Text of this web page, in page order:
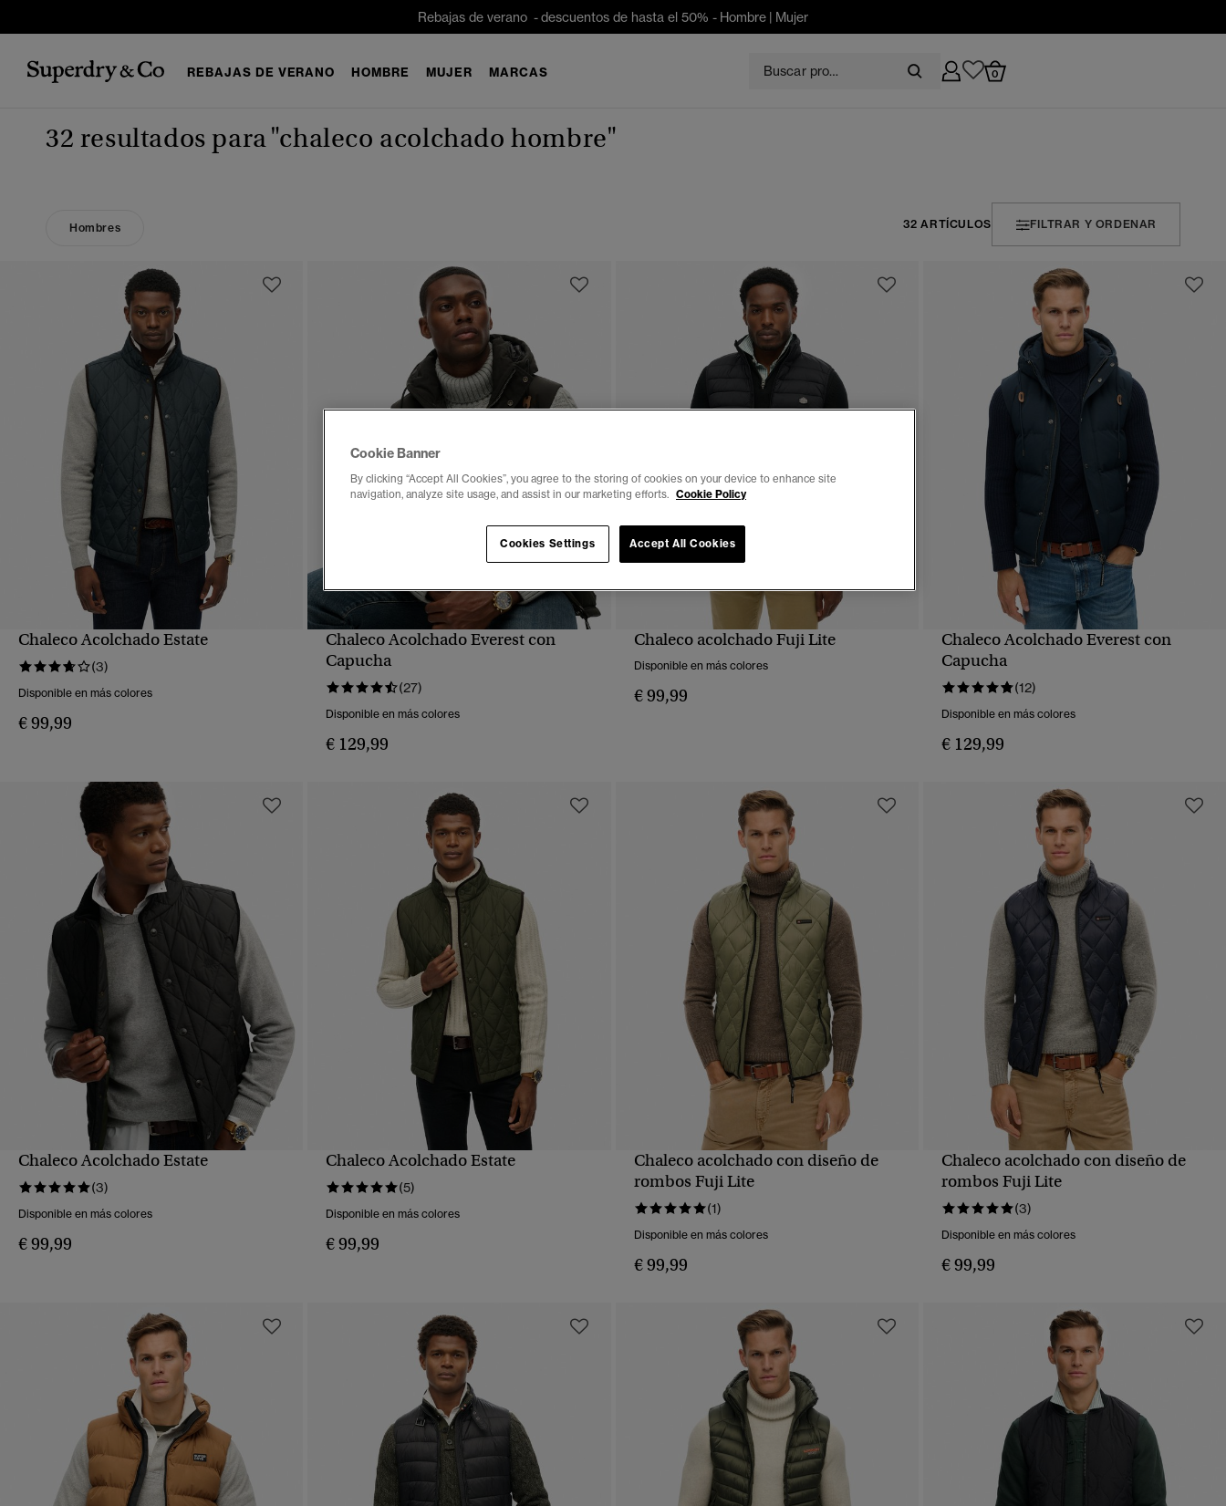
Rebajas de verano - descuentos de hasta el 50% - Hombre | Mujer
REBAJAS DE VERANO HOMBRE MUJER MARCAS 0
32 resultados para"chaleco acolchado hombre"
Hombres 32 ARTÍCULOS FILTRAR Y ORDENAR
Chaleco Acolchado Estate
(3)
Disponible en más colores
€ 99,99
Chaleco Acolchado Everest con
Capucha
(27)
Disponible en más colores
€ 129,99
VISTA RÁPIDA
Chaleco acolchado Fuji Lite
Disponible en más colores
€ 99,99
Chaleco Acolchado Everest con
Capucha
(12)
Disponible en más colores
€ 129,99
Chaleco Acolchado Estate
(3)
Disponible en más colores
€ 99,99
Chaleco Acolchado Estate
(5)
Disponible en más colores
€ 99,99
VISTA RÁPIDA
Chaleco acolchado con diseño de
rombos Fuji Lite
(1)
Disponible en más colores
€ 99,99
VISTA RÁPIDA
Chaleco acolchado con diseño de
rombos Fuji Lite
(3)
Disponible en más colores
€ 99,99
Cookie Banner
By clicking “Accept All Cookies”, you agree to the storing of cookies on your device to enhance site
navigation, analyze site usage, and assist in our marketing efforts. Cookie Policy
Accept All Cookies
Cookies Settings